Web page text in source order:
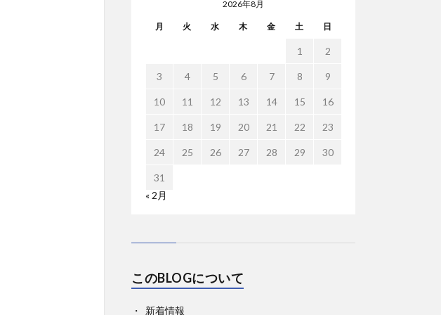
2026年8月
月 火 水 木 金 土 日
1 2
3 4 5 6 7 8 9
10 11 12 13 14 15 16
17 18 19 20 21 22 23
24 25 26 27 28 29 30
31
« 2月
このBLOGについて
新着情報